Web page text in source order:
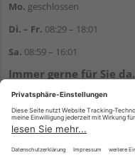
Mo. geschlossen
Di. – Fr. 08:29 – 18:01
Sa. 08:59 – 16:01
Immer gerne für Sie da.
E-Mail:kontakt@holzziller.de